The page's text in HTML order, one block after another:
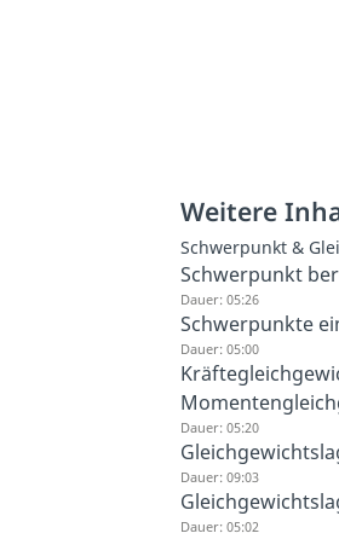
Weitere
Schwerpunkt &
Schwerpunkt
Dauer: 05:26
Schwerpunkte
Dauer: 05:00
Dauer: 05:20
Dauer: 09:03
Dauer: 05:02